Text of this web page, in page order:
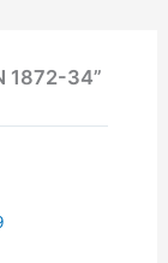
1872-34”